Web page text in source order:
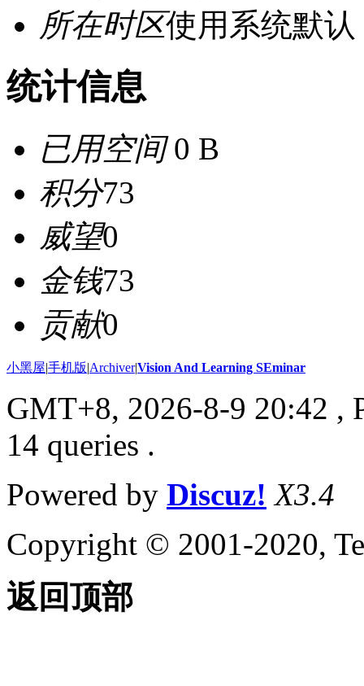
所在时区使用系统默认
统计信息
已用空间0 B
积分73
威望0
金钱73
贡献0
小黑屋|手机版|Archiver|Vision And Learning SEminar
GMT+8, 2026-8-9 20:42 ,
14 queries .
Powered by Discuz! X3.4
Copyright © 2001-2020,
返回顶部